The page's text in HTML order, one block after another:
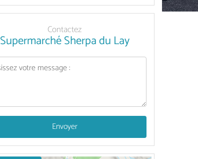
Contactez
Supermarché Sherpa du Lay
Envoyer